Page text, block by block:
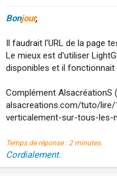
Bonjour,
Il faudrait l'URL de la page
Le mieux est d'utiliser
disponibles et il fonctionnait
Complément AlsacréationS
alsacreations.com/tuto/
verticalement-sur-tous-les-
Temps de réponse : 2 minutes.
Cordialement.